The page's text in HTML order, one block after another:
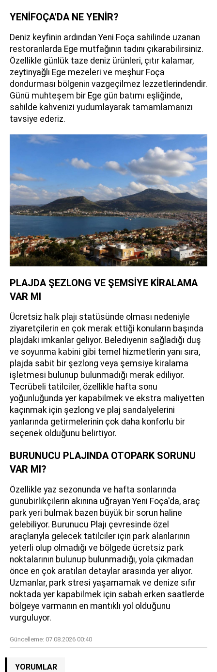
YENİFOÇA'DA NE YENİR?
Deniz keyfinin ardından Yeni Foça sahilinde uzanan
restoranlarda Ege mutfağının tadını çıkarabilirsiniz.
Özellikle günlük taze deniz ürünleri, çıtır kalamar,
zeytinyağlı Ege mezeleri ve meşhur Foça
dondurması bölgenin vazgeçilmez lezzetlerindendir.
Günü muhteşem bir Ege gün batımı eşliğinde,
sahilde kahvenizi yudumlayarak tamamlamanızı
tavsiye ederiz.
PLAJDA ŞEZLONG VE ŞEMSİYE KİRALAMA
VAR MI
Ücretsiz halk plajı statüsünde olması nedeniyle
ziyaretçilerin en çok merak ettiği konuların başında
plajdaki imkanlar geliyor. Belediyenin sağladığı duş
ve soyunma kabini gibi temel hizmetlerin yanı sıra,
plajda sabit bir şezlong veya şemsiye kiralama
işletmesi bulunup bulunmadığı merak ediliyor.
Tecrübeli tatilciler, özellikle hafta sonu
yoğunluğunda yer kapabilmek ve ekstra maliyetten
kaçınmak için şezlong ve plaj sandalyelerini
yanlarında getirmelerinin çok daha konforlu bir
seçenek olduğunu belirtiyor.
BURUNUCU PLAJINDA OTOPARK SORUNU
VAR MI?
Özellikle yaz sezonunda ve hafta sonlarında
günübirlikçilerin akınına uğrayan Yeni Foça'da, araç
park yeri bulmak bazen büyük bir sorun haline
gelebiliyor. Burunucu Plajı çevresinde özel
araçlarıyla gelecek tatilciler için park alanlarının
yeterli olup olmadığı ve bölgede ücretsiz park
noktalarının bulunup bulunmadığı, yola çıkmadan
önce en çok aratılan detaylar arasında yer alıyor.
Uzmanlar, park stresi yaşamamak ve denize sıfır
noktada yer kapabilmek için sabah erken saatlerde
bölgeye varmanın en mantıklı yol olduğunu
vurguluyor.
Güncelleme: 07.08.2026 00:40
YORUMLAR